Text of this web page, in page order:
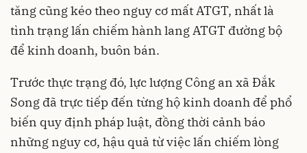
tăng cũng kéo theo nguy cơ mất ATGT, nhất là
tình trạng lấn chiếm hành lang ATGT đường bộ
để kinh doanh, buôn bán.
Trước thực trạng đó, lực lượng Công an xã Đắk
Song đã trực tiếp đến từng hộ kinh doanh để phổ
biến quy định pháp luật, đồng thời cảnh báo
những nguy cơ, hậu quả từ việc lấn chiếm lòng